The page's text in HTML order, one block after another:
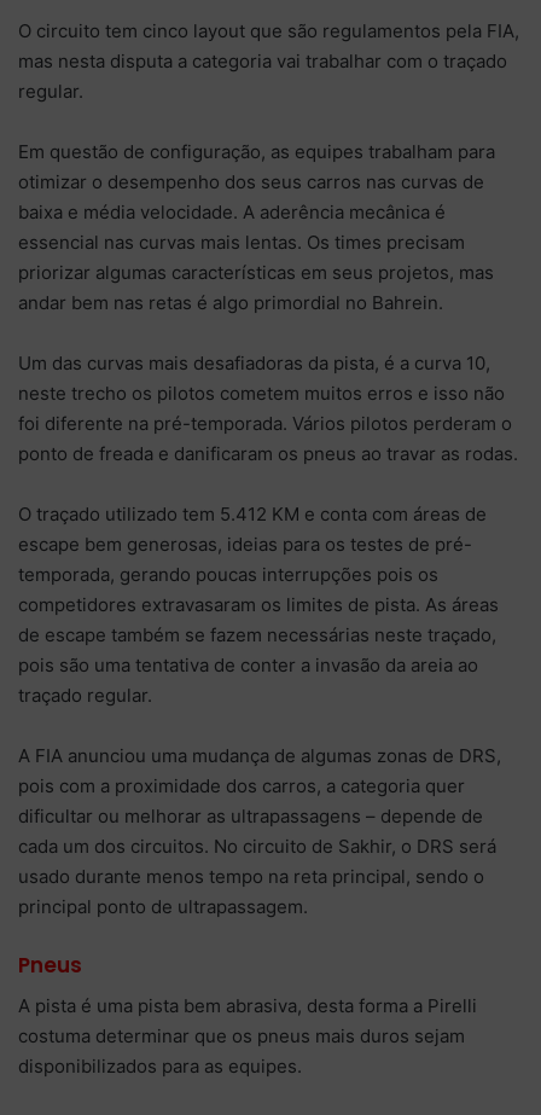
O circuito tem cinco layout que são regulamentos pela FIA,
mas nesta disputa a categoria vai trabalhar com o traçado
regular.
Em questão de configuração, as equipes trabalham para
otimizar o desempenho dos seus carros nas curvas de
baixa e média velocidade. A aderência mecânica é
essencial nas curvas mais lentas. Os times precisam
priorizar algumas características em seus projetos, mas
andar bem nas retas é algo primordial no Bahrein.
Um das curvas mais desafiadoras da pista, é a curva 10,
neste trecho os pilotos cometem muitos erros e isso não
foi diferente na pré-temporada. Vários pilotos perderam o
ponto de freada e danificaram os pneus ao travar as rodas.
O traçado utilizado tem 5.412 KM e conta com áreas de
escape bem generosas, ideias para os testes de pré-
temporada, gerando poucas interrupções pois os
competidores extravasaram os limites de pista. As áreas
de escape também se fazem necessárias neste traçado,
pois são uma tentativa de conter a invasão da areia ao
traçado regular.
A FIA anunciou uma mudança de algumas zonas de DRS,
pois com a proximidade dos carros, a categoria quer
dificultar ou melhorar as ultrapassagens – depende de
cada um dos circuitos. No circuito de Sakhir, o DRS será
usado durante menos tempo na reta principal, sendo o
principal ponto de ultrapassagem.
Pneus
A pista é uma pista bem abrasiva, desta forma a Pirelli
costuma determinar que os pneus mais duros sejam
disponibilizados para as equipes.